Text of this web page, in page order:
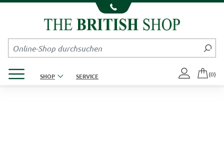
Kompletten Head der Seite überspringen
SHOP SERVICE (0)